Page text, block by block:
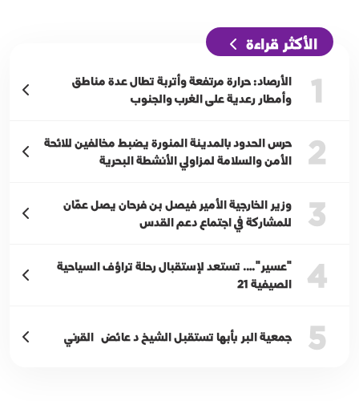
الأكثر قراءة
1
الأرصاد: حرارة مرتفعة وأتربة تطال عدة مناطق
وأمطار رعدية على الغرب والجنوب
2
حرس الحدود بالمدينة المنورة يضبط مخالفين للائحة
الأمن والسلامة لمزاولي الأنشطة البحرية
3
وزير الخارجية الأمير فيصل بن فرحان يصل عمّان
للمشاركة في اجتماع دعم القدس
4
"عسير"…. تستعد لإستقبال رحلة تراؤف السياحية
الصيفية 21
5 جمعية البر بأبها تستقبل الشيخ د عائض القرني